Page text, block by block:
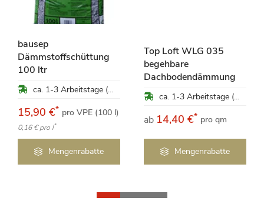
bausep
Dämmstoffschüttung
100 ltr
ca. 1-3 Arbeitstage (Mo-Fr)
15,90 €* pro VPE (100 l)
0,16 €pro l*
Mengenrabatte
Top Loft WLG 035
begehbare
Dachbodendämmung
ca. 1-3 Arbeitstage (Mo-Fr)
ab 14,40 €* pro qm
Mengenrabatte